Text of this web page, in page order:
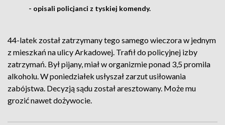
- opisali policjanci z tyskiej komendy.
44-latek został zatrzymany tego samego wieczora w jednym
z mieszkań na ulicy Arkadowej. Trafił do policyjnej izby
zatrzymań. Był pijany, miał w organizmie ponad 3,5 promila
alkoholu. W poniedziałek usłyszał zarzut usiłowania
zabójstwa. Decyzją sądu został aresztowany. Może mu
grozić nawet dożywocie.